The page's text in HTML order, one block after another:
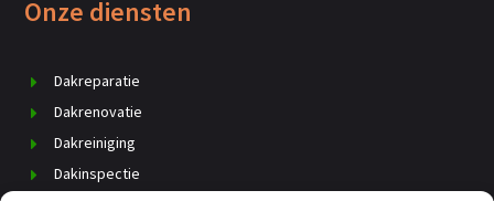
Onze diensten
Dakreparatie
Dakrenovatie
Dakreiniging
Dakinspectie